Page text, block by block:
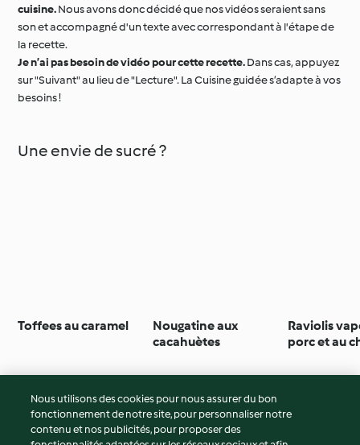
cuisine.Nous avons donc décidé que nos vidéos seraient sans
son et accompagné d'un texte avec correspondant à l'étape de
la recette.
Je n’ai pas besoin de vidéo pour cette recette.Dans cas, appuyez
sur "Suivant" au lieu de "Lecture". La Cuisine guidée s’adapte à vos
besoins !
Une envie de sucré ?
Toffees au caramel
Nougatine aux
cacahuètes
Raviolis
porc et au
© Copyright 2026
Nous utilisons des cookies pour nous assurer du bon
fonctionnement de notre site, pour personnaliser notre
contenu et nos publicités, pour proposer des